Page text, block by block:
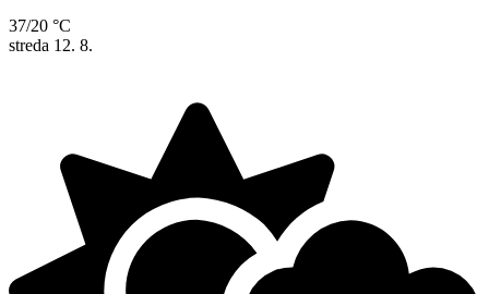
37/20 °C
streda 12. 8.